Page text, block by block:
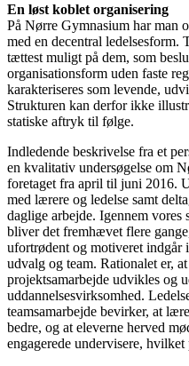
En løst koblet organisering
På Nørre Gymnasium har man
med en decentral ledelsesform.
tættest muligt på dem, som
organisationsform uden faste
karakteriseres som levende,
Strukturen kan derfor ikke
statiske aftryk til følge.
Indledende beskrivelse fra et
en kvalitativ undersøgelse om
foretaget fra april til juni 2016.
med lærere og ledelse samt
daglige arbejde. Igennem vores
bliver det fremhævet flere
ufortrødent og motiveret indgår
udvalg og team. Rationalet er,
projektsamarbejde udvikles og
uddannelsesvirksomhed.
teamsamarbejde bevirker, at
bedre, og at eleverne herved
engagerede undervisere,